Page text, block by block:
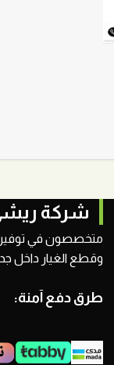
شركة ريشي
متخصصون في توفير
وقطع الغيار داخل
طرق دفع آمنة: